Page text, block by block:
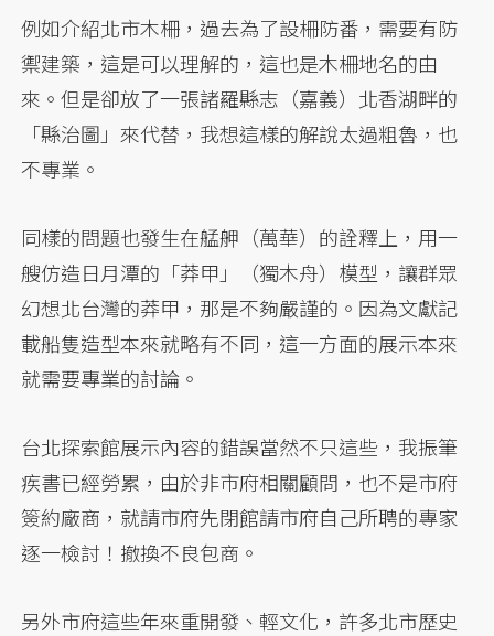
例如介紹北市木柵，過去為了設柵防番，需要有防
禦建築，這是可以理解的，這也是木柵地名的由
來。但是卻放了一張諸羅縣志（嘉義）北香湖畔的
「縣治圖」來代替，我想這樣的解說太過粗魯，也
不專業。
同樣的問題也發生在艋舺（萬華）的詮釋上，用一
艘仿造日月潭的「莽甲」（獨木舟）模型，讓群眾
幻想北台灣的莽甲，那是不夠嚴謹的。因為文獻記
載船隻造型本來就略有不同，這一方面的展示本來
就需要專業的討論。
台北探索館展示內容的錯誤當然不只這些，我振筆
疾書已經勞累，由於非市府相關顧問，也不是市府
簽約廠商，就請市府先閉館請市府自己所聘的專家
逐一檢討！撤換不良包商。
另外市府這些年來重開發、輕文化，許多北市歷史